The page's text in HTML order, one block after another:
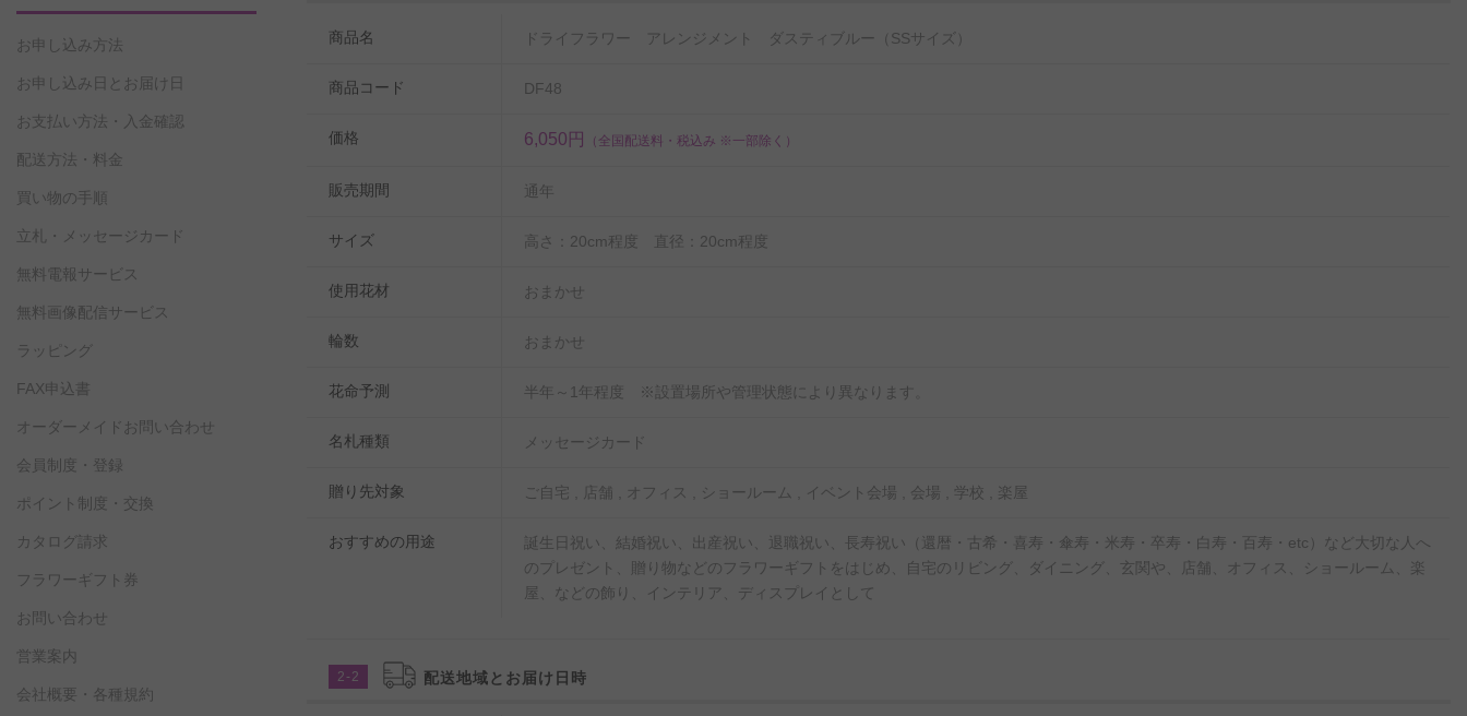
商品名 ドライフラワー アレンジメント ダスティブルー（SSサイズ）
商品コード DF48
価格 6,050円 （全国配送料・税込み ※一部除く）
販売期間 通年
サイズ 高さ：20cm程度 直径：20cm程度
使用花材 おまかせ
輪数 おまかせ
花命予測 半年～1年程度 ※設置場所や管理状態により異なります。
名札種類 メッセージカード
贈り先対象 ご自宅 , 店舗 , オフィス , ショールーム , イベント会場 , 会場 , 学校 , 楽屋
おすすめの用途
誕生日祝い、結婚祝い、出産祝い、退職祝い、長寿祝い（還暦・古希・喜寿・傘寿・米寿・卒寿・白寿・百寿・etc）など大切な人へ
のプレゼント、贈り物などのフラワーギフトをはじめ、自宅のリビング、ダイニング、玄関や、店舗、オフィス、ショールーム、楽
屋、などの飾り、インテリア、ディスプレイとして
2-2 配送地域とお届け日時
お申し込み方法
お申し込み日とお届け日
お支払い方法・入金確認
配送方法・料金
買い物の手順
立札・メッセージカード
無料電報サービス
無料画像配信サービス
ラッピング
FAX申込書
オーダーメイドお問い合わせ
会員制度・登録
ポイント制度・交換
カタログ請求
フラワーギフト券
お問い合わせ
営業案内
会社概要・各種規約